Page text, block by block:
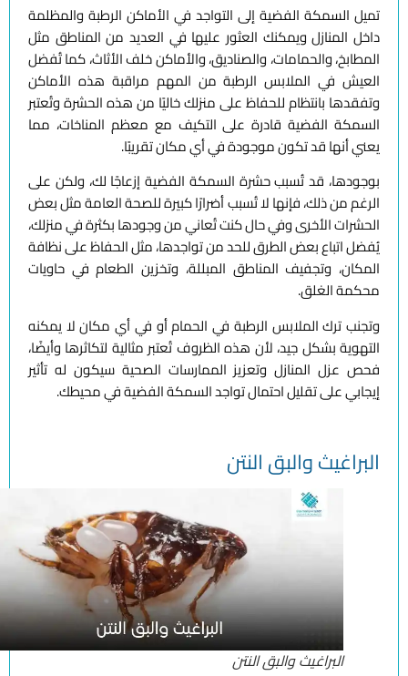
تميل السمكة الفضية إلى التواجد في الأماكن الرطبة والمظلمة
داخل المنازل ويمكنك العثور عليها في العديد من المناطق مثل
المطابخ، والحمامات، والصناديق، والأماكن خلف الأثاث، كما تُفضل
العيش في الملابس الرطبة من المهم مراقبة هذه الأماكن
وتفقدها بانتظام للحفاظ على منزلك خاليًا من هذه الحشرة وتُعتبر
السمكة الفضية قادرة على التكيف مع معظم المناخات، مما
يعني أنها قد تكون موجودة في أي مكان تقريبًا.
بوجودها، قد تُسبب حشرة السمكة الفضية إزعاجًا لك، ولكن على
الرغم من ذلك، فإنها لا تُسبب أضرارًا كبيرة للصحة العامة مثل بعض
الحشرات الأخرى وفي حال كنت تُعاني من وجودها بكثرة في منزلك،
يُفضل اتباع بعض الطرق للحد من تواجدها، مثل الحفاظ على نظافة
المكان، وتجفيف المناطق المبللة، وتخزين الطعام في حاويات
محكمة الغلق.
وتجنب ترك الملابس الرطبة في الحمام أو في أي مكان لا يمكنه
التهوية بشكل جيد، لأن هذه الظروف تُعتبر مثالية لتكاثرها وأيضًا،
فحص عزل المنازل وتعزيز الممارسات الصحية سيكون له تأثير
إيجابي على تقليل احتمال تواجد السمكة الفضية في محيطك.
البراغيث والبق النتن
البراغيث والبق النتن